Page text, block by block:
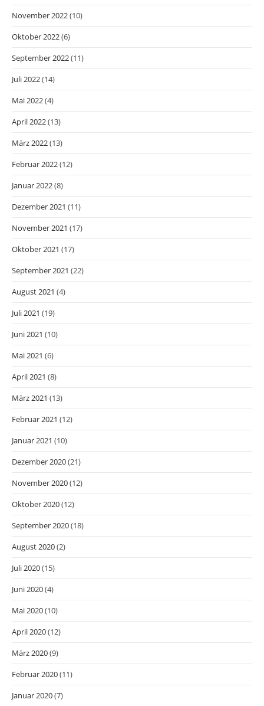
November 2022(10)
Oktober 2022(6)
September 2022(11)
Juli 2022(14)
Mai 2022(4)
April 2022(13)
März 2022(13)
Februar 2022(12)
Januar 2022(8)
Dezember 2021 (11)
November 2021 (17)
Oktober 2021 (17)
September 2021 (22)
August 2021 (4)
Juli 2021 (19)
Juni 2021 (10)
Mai 2021 (6)
April 2021 (8)
März 2021 (13)
Februar 2021 (12)
Januar 2021 (10)
Dezember 2020(21)
November 2020(12)
Oktober 2020(12)
September 2020(18)
August 2020(2)
Juli 2020(15)
Juni 2020(4)
Mai 2020(10)
April 2020(12)
März 2020(9)
Februar 2020(11)
Januar 2020(7)